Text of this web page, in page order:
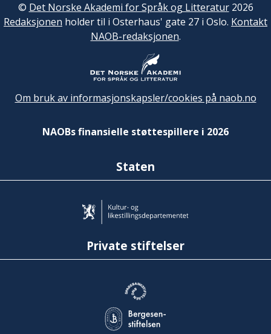
© Det Norske Akademi for Språk og Litteratur2026
Redaksjonen holder til i Osterhaus' gate 27 i Oslo. Kontakt
NAOB-redaksjonen.
Om bruk av informasjonskapsler/cookies på naob.no
NAOBs finansielle støttespillere i 2026
Staten
Private stiftelser